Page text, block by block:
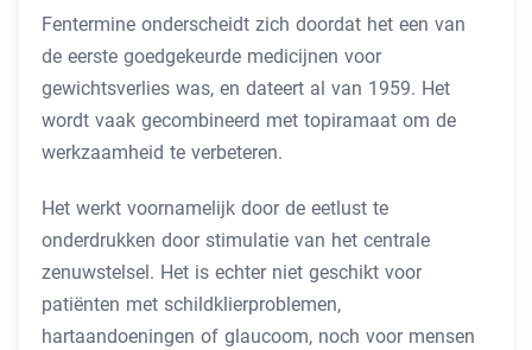
Fentermine onderscheidt zich doordat het een van
de eerste goedgekeurde medicijnen voor
gewichtsverlies was, en dateert al van 1959. Het
wordt vaak gecombineerd met topiramaat om de
werkzaamheid te verbeteren.
Het werkt voornamelijk door de eetlust te
onderdrukken door stimulatie van het centrale
zenuwstelsel. Het is echter niet geschikt voor
patiënten met schildklierproblemen,
hartaandoeningen of glaucoom, noch voor mensen